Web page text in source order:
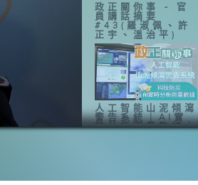
政正關你事 - 官
員講話摘要
#43(羅淑佩、許
正宇、溫治平)
人工智能山泥傾瀉
警告系統｜AI實
時分析雨量數據｜